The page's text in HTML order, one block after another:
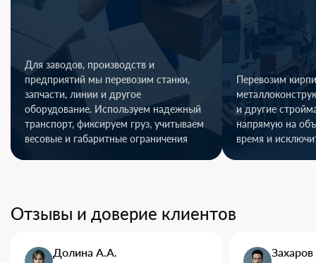
Для заводов, производств и
предприятий мы перевозим станки,
запчасти, линии и другое
оборудование. Используем надежный
транспорт, фиксируем груз, учитываем
весовые и габаритные ограничения
Перевозим
и другие
напрямую на
время и
Отзывы и доверие клиентов
Долина А.А.